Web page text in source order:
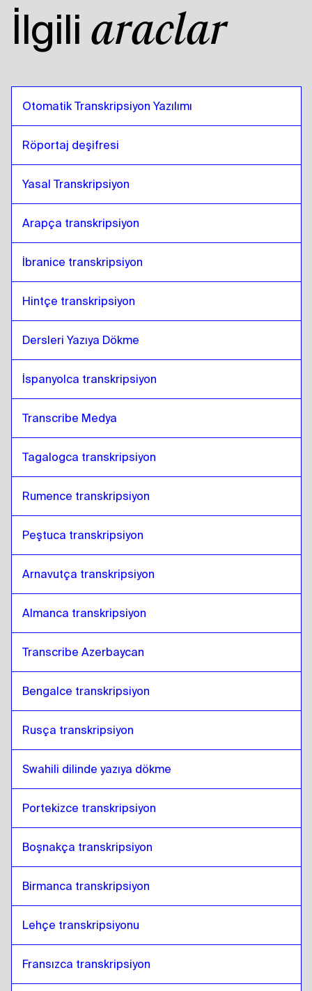
İlgili araçlar
Otomatik Transkripsiyon Yazılımı
Röportaj deşifresi
Yasal Transkripsiyon
Arapça transkripsiyon
İbranice transkripsiyon
Hintçe transkripsiyon
Dersleri Yazıya Dökme
İspanyolca transkripsiyon
Transcribe Medya
Tagalogca transkripsiyon
Rumence transkripsiyon
Peştuca transkripsiyon
Arnavutça transkripsiyon
Almanca transkripsiyon
Transcribe Azerbaycan
Bengalce transkripsiyon
Rusça transkripsiyon
Swahili dilinde yazıya dökme
Portekizce transkripsiyon
Boşnakça transkripsiyon
Birmanca transkripsiyon
Lehçe transkripsiyonu
Fransızca transkripsiyon